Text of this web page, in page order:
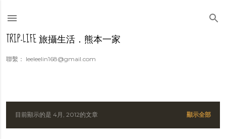
TRIP-LIFE 旅攝生活．熊本一家
聯繫： leeleelin168@gmail.com
發目前顯示的是 4月, 2012的文章 顯示全部